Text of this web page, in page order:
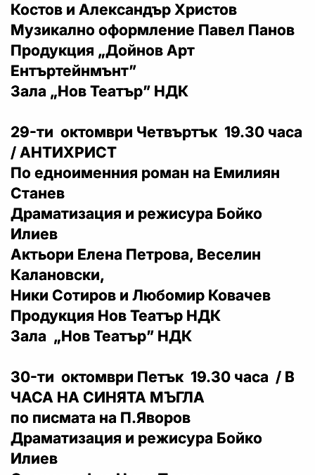
Костов и Александър Христов
Музикално оформление Павел Панов
Продукция „Дойнов Арт
Ентъртейнмънт”
Зала „Нов Театър” НДК
29-ти октомври Четвъртък 19.30 часа
/ АНТИХРИСТ
По едноименния роман на Емилиян
Станев
Драматизация и режисура Бойко
Илиев
Актьори Елена Петрова, Веселин
Калановски,
Ники Сотиров и Любомир Ковачев
Продукция Нов Театър НДК
Зала „Нов Театър” НДК
30-ти октомври Петък 19.30 часа / В
ЧАСА НА СИНЯТА МЪГЛА
по писмата на П.Яворов
Драматизация и режисура Бойко
Илиев